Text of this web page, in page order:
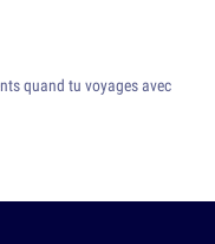
quand tu voyages avec